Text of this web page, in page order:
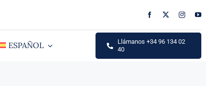
ESPAÑOL
Llámanos +34 96 134 02
40